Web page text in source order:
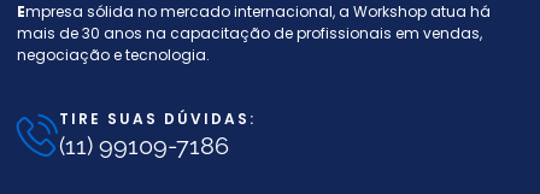
Empresa sólida no mercado internacional, a Workshop atua há
mais de 30 anos na capacitação de profissionais em vendas,
negociação e tecnologia.
TIRE SUAS DÚVIDAS:
(11) 99109-7186